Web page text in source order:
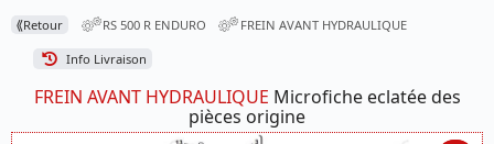
⟪Retour RS 500 R ENDURO FREIN AVANT HYDRAULIQUE
Info Livraison
FREIN AVANT HYDRAULIQUE Microfiche eclatée des
pièces origine